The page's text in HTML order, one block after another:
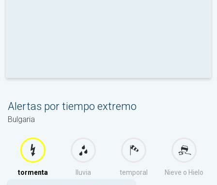
Alertas por tiempo extremo
Bulgaria
tormenta lluvia temporal Nieve o Hielo